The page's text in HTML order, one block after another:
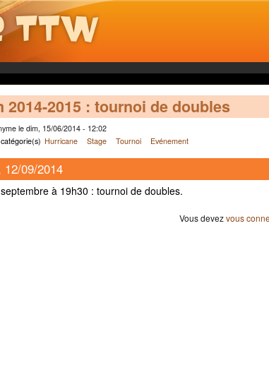
2014-2015 : tournoi de doubles
le dim, 15/06/2014 - 12:02
Hurricane Stage Tournoi Evénement
12/09/2014
à 19h30 : tournoi de doubles.
Vous devezvous